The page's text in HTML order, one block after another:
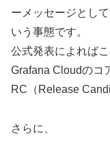
ーメッセージとし
いう事態です。
公式発表によれば
Grafana Cloudのコ
RC（Release
さらに、